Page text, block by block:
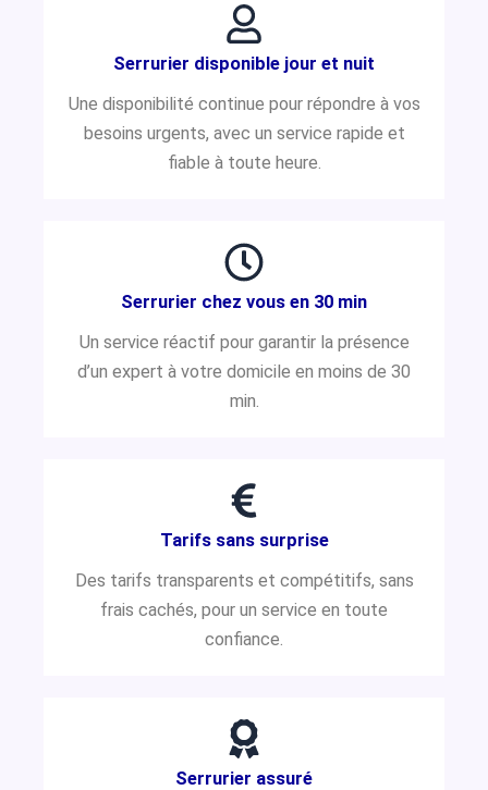
Serrurier disponible jour et nuit
Une disponibilité continue pour répondre à vos
besoins urgents, avec un service rapide et
fiable à toute heure.
Serrurier chez vous en 30 min
Un service réactif pour garantir la présence
d’un expert à votre domicile en moins de 30
min.
Tarifs sans surprise
Des tarifs transparents et compétitifs, sans
frais cachés, pour un service en toute
confiance.
Serrurier assuré